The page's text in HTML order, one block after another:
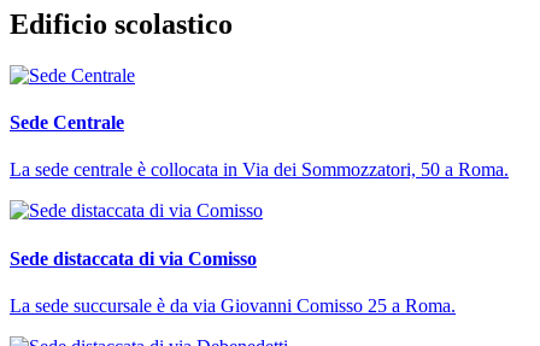
Edificio scolastico
Sede Centrale
La sede centrale è collocata in Via dei Sommozzatori, 50 a Roma.
Sede distaccata di via Comisso
La sede succursale è da via Giovanni Comisso 25 a Roma.